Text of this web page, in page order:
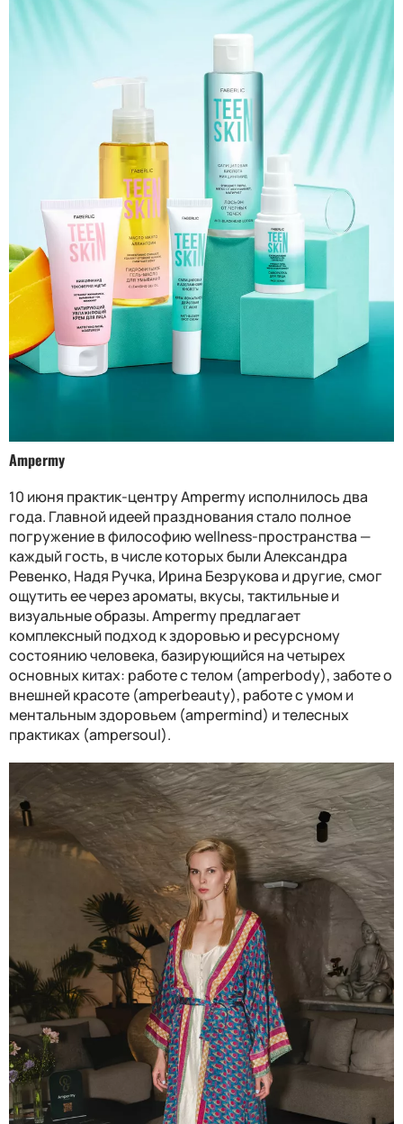
Ampermy
10 июня практик-центру Ampermy исполнилось два
года. Главной идеей празднования стало полное
погружение в философию wellness-пространства —
каждый гость, в числе которых были Александра
Ревенко, Надя Ручка, Ирина Безрукова и другие, смог
ощутить ее через ароматы, вкусы, тактильные и
визуальные образы. Ampermy предлагает
комплексный подход к здоровью и ресурсному
состоянию человека, базирующийся на четырех
основных китах: работе с телом (amperbody), заботе о
внешней красоте (amperbeauty), работе с умом и
ментальным здоровьем (ampermind) и телесных
практиках (ampersoul).